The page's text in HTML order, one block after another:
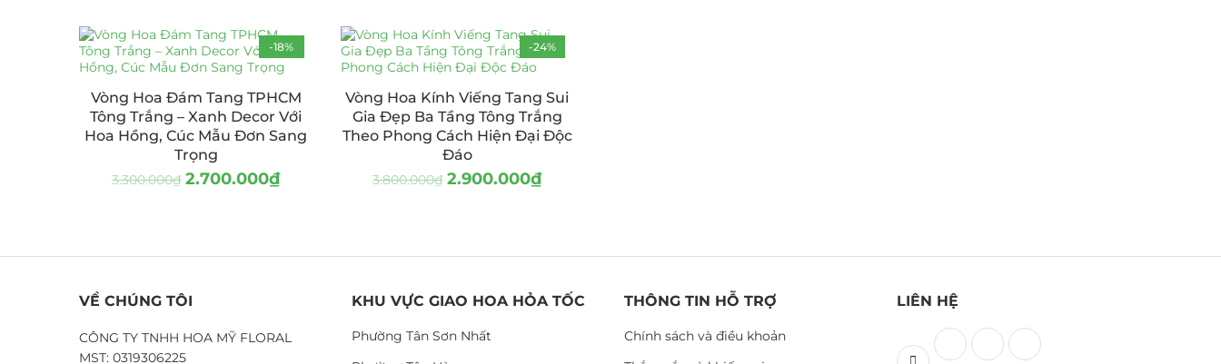
-18%
Vòng Hoa Đám Tang TPHCM
Tông Trắng – Xanh Decor Với
Hoa Hồng, Cúc Mẫu Đơn Sang
Trọng
3.300.000₫ 2.700.000₫
-24%
Vòng Hoa Kính Viếng Tang Sui
Gia Đẹp Ba Tầng Tông Trắng
Theo Phong Cách Hiện Đại Độc
Đáo
3.800.000₫ 2.900.000₫
VỀ CHÚNG TÔI
CÔNG TY TNHH HOA MỸ FLORAL
MST: 0319306225
KHU VỰC GIAO HOA HỎA TỐC
Phường Tân Sơn Nhất
THÔNG TIN HỖ TRỢ
Chính sách và điều khoản
LIÊN HỆ